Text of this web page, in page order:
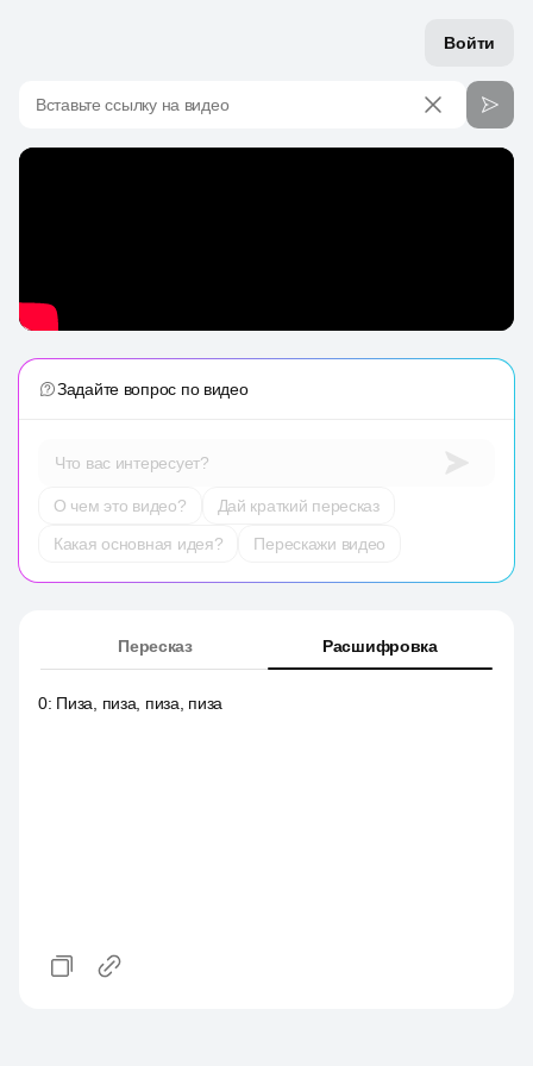
Войти
Вставьте ссылку на видео
Задайте вопрос по видео
Что вас интересует?
О чем это видео?
Дай краткий пересказ
Какая основная идея?
Перескажи видео
Пересказ Расшифровка
0: Пиза, пиза, пиза, пиза